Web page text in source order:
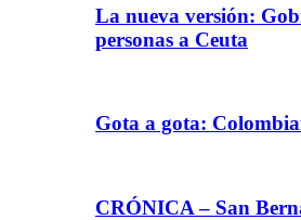
La nueva versión:
personas a Ceuta
Gota a gota:
CRÓNICA – San